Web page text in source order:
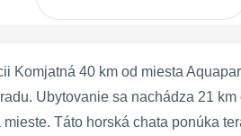
Komjatná 40 km od miesta
Ubytovanie sa nachádza 21
Táto horská chata ponúka